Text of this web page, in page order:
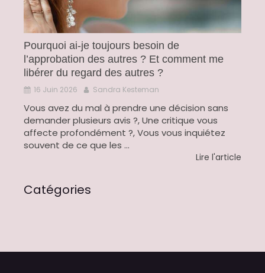
Pourquoi ai-je toujours besoin de
l’approbation des autres ? Et comment me
libérer du regard des autres ?
16 Juin 2026 Sandra Kesteman
Vous avez du mal à prendre une décision sans
demander plusieurs avis ?, Une critique vous
affecte profondément ?, Vous vous inquiétez
souvent de ce que les ...
Lire l'article
Catégories